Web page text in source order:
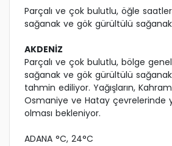
Parçalı ve çok bulutlu, öğle
sağanak ve gök gürültülü sağanak
AKDENİZ
Parçalı ve çok bulutlu, bölge
sağanak ve gök gürültülü sağanak
tahmin ediliyor. Yağışların,
Osmaniye ve Hatay çevrelerinde
olması bekleniyor.
ADANA °C, 24°C